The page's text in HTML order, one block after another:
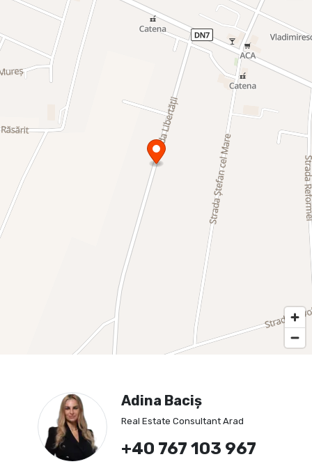
Adina Baciș
Real Estate Consultant Arad
+40 767 103 967